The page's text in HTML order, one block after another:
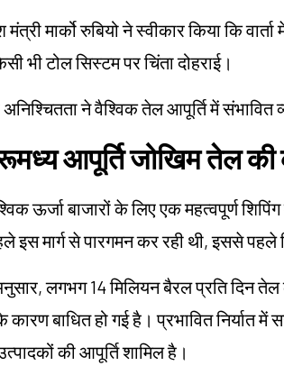
मार्को रुबियो ने स्वीकार किया कि
भी टोल सिस्टम पर चिंता दोहराई।
ने वैश्विक तेल आपूर्ति में संभावित
आपूर्ति जोखिम तेल
ऊर्जा बाजारों के लिए एक महत्वपूर्ण
इस मार्ग से पारगमन कर रही थी, इससे पहले
लगभग 14 मिलियन बैरल प्रति दिन
बाधित हो गई है। प्रभावित निर्यात
की आपूर्ति शामिल है।